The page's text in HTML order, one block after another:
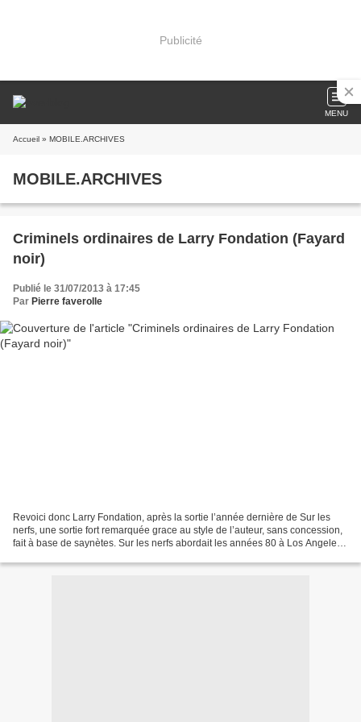
Publicité
MENU
Accueil » MOBILE.ARCHIVES
MOBILE.ARCHIVES
Criminels ordinaires de Larry Fondation (Fayard
noir)
Publié le 31/07/2013 à 17:45
Par Pierre faverolle
Revoici donc Larry Fondation, après la sortie l’année dernière de Sur les
nerfs, une sortie fort remarquée grace au style de l’auteur, sans concession,
fait à base de saynètes. Sur les nerfs abordait les années 80 à Los Angeles,